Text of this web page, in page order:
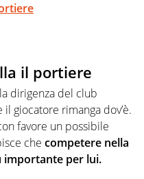
il portiere
dirigenza del club
giocatore rimanga dov’è.
favore un possibile
che competere nella
importante per lui.